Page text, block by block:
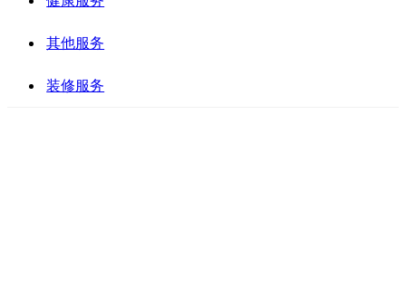
其他服务
装修服务